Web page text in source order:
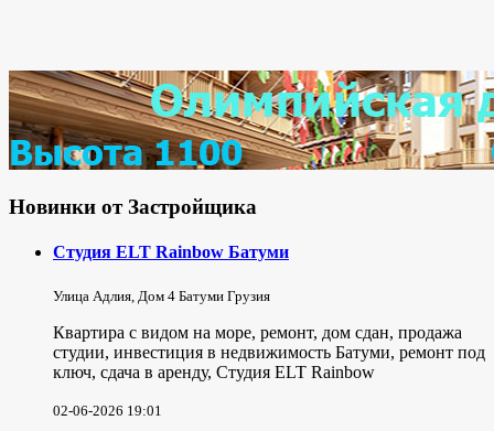
Новинки от Застройщика
Студия ELT Rainbow Батуми
Улица Адлия, Дом 4 Батуми Грузия
Квартира с видом на море, ремонт, дом сдан, продажа
студии, инвестиция в недвижимость Батуми, ремонт под
ключ, сдача в аренду, Студия ELT Rainbow
02-06-2026 19:01